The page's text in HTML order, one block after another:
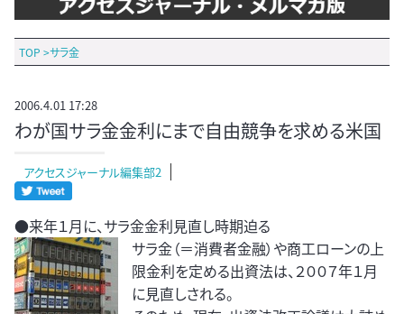
TOP >サラ金
2006.4.01 17:28
わが国サラ金金利にまで自由競争を求める米国
アクセスジャーナル編集部2
●来年１月に、サラ金金利見直し時期迫る
サラ金（＝消費者金融）や商工ローンの上
限金利を定める出資法は、２００７年１月
に見直しされる。